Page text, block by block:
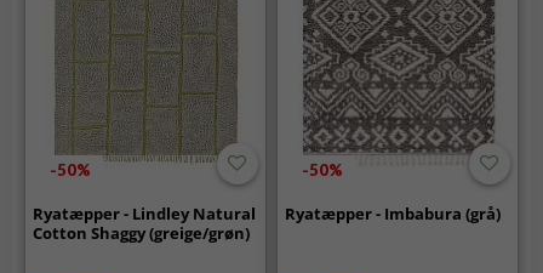
-50%
Ryatæpper - Lindley Natural
Cotton Shaggy (greige/grøn)
-50%
Ryatæpper - Imbabura (grå)